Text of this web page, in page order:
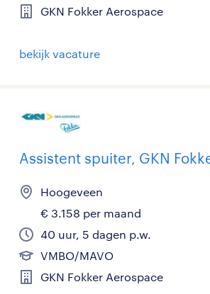
GKN Fokker Aerospace
bekijk vacature
Assistent spuiter, GKN
Hoogeveen
€ 3.158 per maand
40 uur, 5 dagen p.w.
VMBO/MAVO
GKN Fokker Aerospace